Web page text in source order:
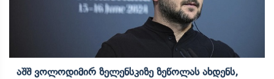
Აშშ Ვოლოდიმირ Ზელენსკიზე Ზეწოლას Ახდენს,